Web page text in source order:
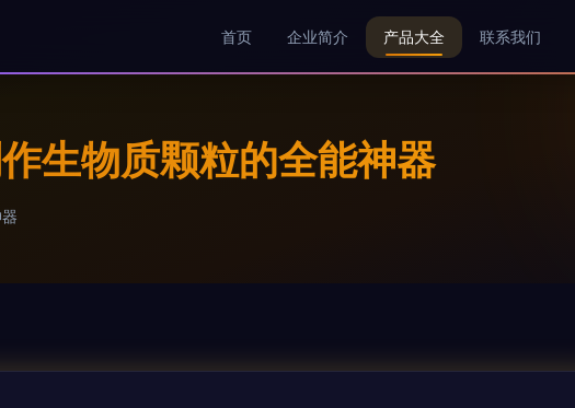
首页 企业简介 产品大全 联系我们
生物质颗粒的全能神器